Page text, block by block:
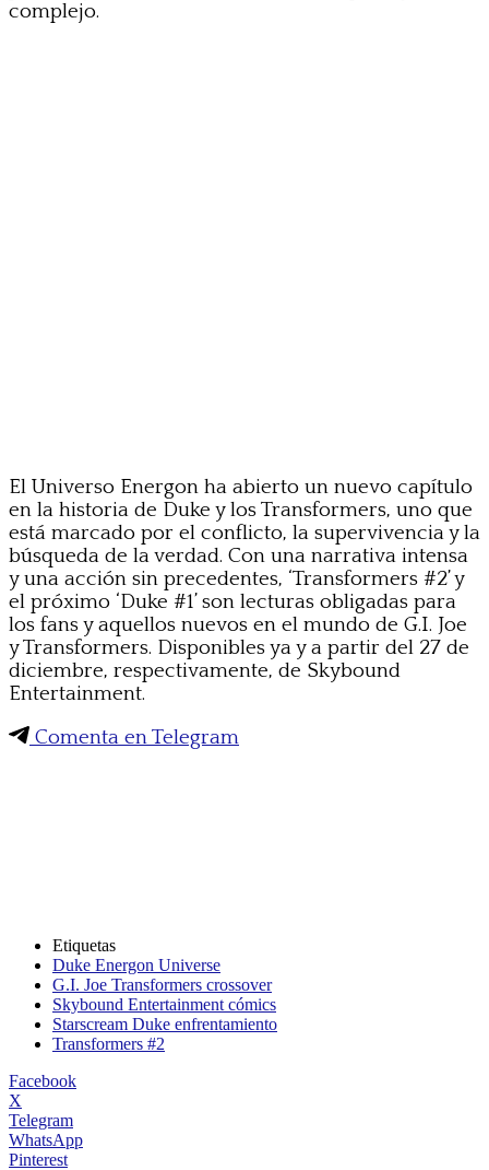
complejo.
El Universo Energon ha abierto un nuevo capítulo
en la historia de Duke y los Transformers, uno que
está marcado por el conflicto, la supervivencia y la
búsqueda de la verdad. Con una narrativa intensa
y una acción sin precedentes, ‘Transformers #2’ y
el próximo ‘Duke #1’ son lecturas obligadas para
los fans y aquellos nuevos en el mundo de G.I. Joe
y Transformers. Disponibles ya y a partir del 27 de
diciembre, respectivamente, de Skybound
Entertainment.
Comenta en Telegram
Etiquetas
Duke Energon Universe
G.I. Joe Transformers crossover
Skybound Entertainment cómics
Starscream Duke enfrentamiento
Transformers #2
Facebook
X
Telegram
WhatsApp
Pinterest